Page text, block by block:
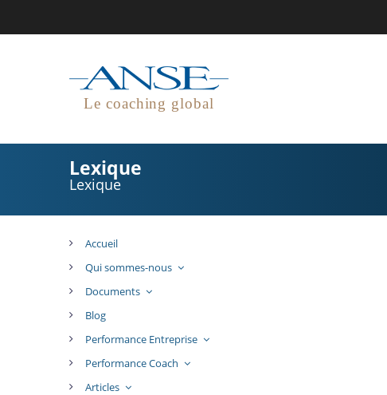
Le coaching global
Lexique
Lexique
Accueil
Qui sommes-nous
Documents
Blog
Performance Entreprise
Performance Coach
Articles